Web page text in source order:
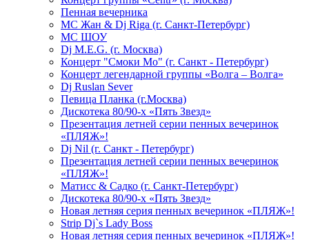
Пенная вечерника
МС Жан & Dj Riga (г. Санкт-Петербург)
МС ШОУ
Dj M.E.G. (г. Москва)
Концерт "Смоки Мо" (г. Санкт - Петербург)
Концерт легендарной группы «Волга – Волга»
Dj Ruslan Sever
Певица Планка (г.Москва)
Дискотека 80/90-х «Пять Звезд»
Презентация летней серии пенных вечеринок
«ПЛЯЖ»!
Dj Nil (г. Санкт - Петербург)
Презентация летней серии пенных вечеринок
«ПЛЯЖ»!
Матисс & Садко (г. Санкт-Петербург)
Дискотека 80/90-х «Пять Звезд»
Новая летняя серия пенных вечеринок «ПЛЯЖ»!
Strip Dj`s Lady Boss
Новая летняя серия пенных вечеринок «ПЛЯЖ»!